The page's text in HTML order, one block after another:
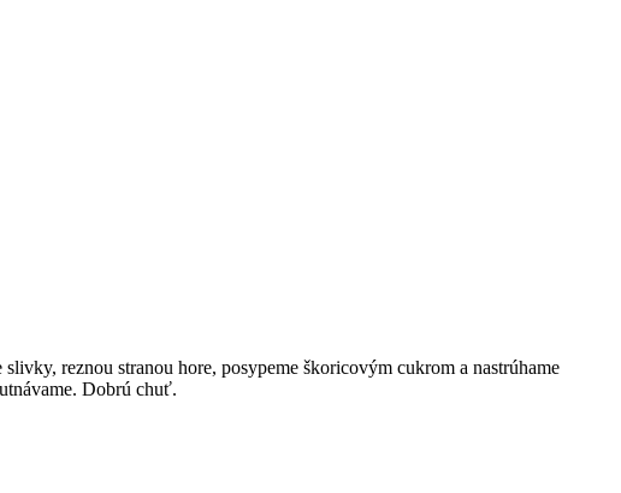
reznou stranou hore, posypeme škoricovým cukrom a nastrúhame
Dobrú chuť.